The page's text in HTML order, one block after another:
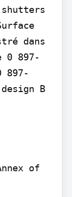
dans
0 897-
B
of